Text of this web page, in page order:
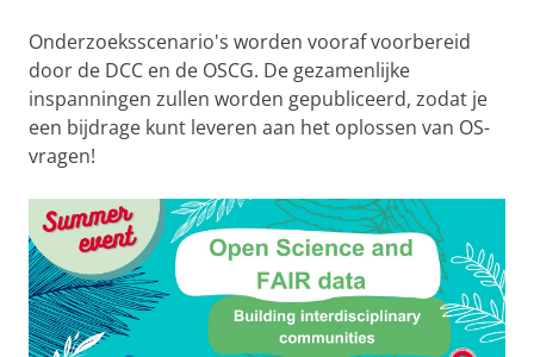
Onderzoeksscenario's worden vooraf voorbereid
door de DCC en de OSCG. De gezamenlijke
inspanningen zullen worden gepubliceerd, zodat je
een bijdrage kunt leveren aan het oplossen van OS-
vragen!